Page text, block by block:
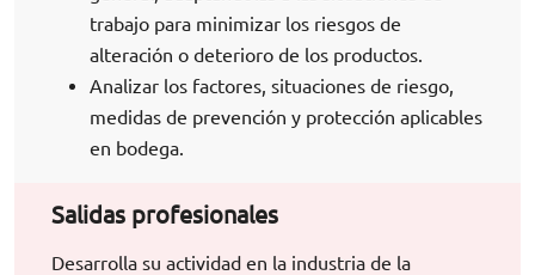
trabajo para minimizar los riesgos de
alteración o deterioro de los productos.
Analizar los factores, situaciones de riesgo,
medidas de prevención y protección aplicables
en bodega.
Salidas profesionales
Desarrolla su actividad en la industria de la